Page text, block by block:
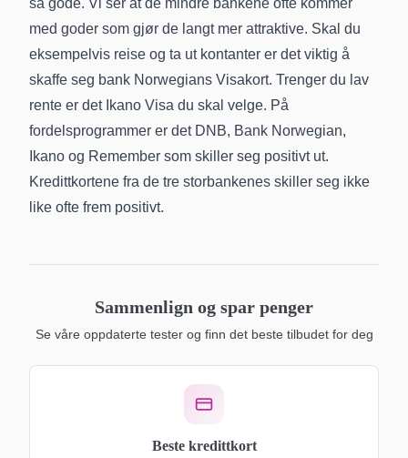
så gode. Vi ser at de mindre bankene ofte kommer
med goder som gjør de langt mer attraktive. Skal du
eksempelvis reise og ta ut kontanter er det viktig å
skaffe seg bank Norwegians Visakort. Trenger du lav
rente er det Ikano Visa du skal velge. På
fordelsprogrammer er det DNB, Bank Norwegian,
Ikano og Remember som skiller seg positivt ut.
Kredittkortene fra de tre storbankenes skiller seg ikke
like ofte frem positivt.
Sammenlign og spar penger
Se våre oppdaterte tester og finn det beste tilbudet for deg
Beste kredittkort